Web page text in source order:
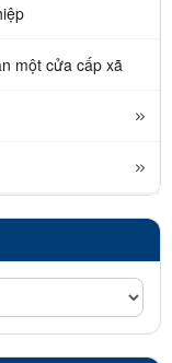
một cửa cấp xã